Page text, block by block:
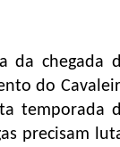
da chegada
do
temporada
precisam